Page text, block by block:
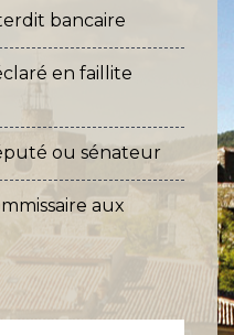
bancaire
en faillite
ou sénateur
aux